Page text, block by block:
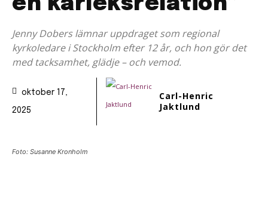
en kärleksrelation”
Jenny Dobers lämnar uppdraget som regional
kyrkoledare i Stockholm efter 12 år, och hon gör det
med tacksamhet, glädje – och vemod.
oktober 17,
2025
Carl-Henric
Jaktlund
Foto: Susanne Kronholm